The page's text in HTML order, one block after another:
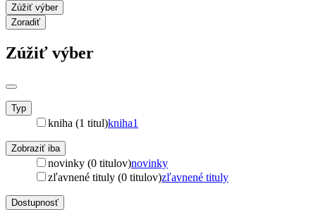
Zúžiť výber
Zoradiť
Zúžiť výber
Typ
kniha (1 titul)kniha1
Zobraziť iba
novinky (0 titulov)novinky
zľavnené tituly (0 titulov)zľavnené tituly
Dostupnosť